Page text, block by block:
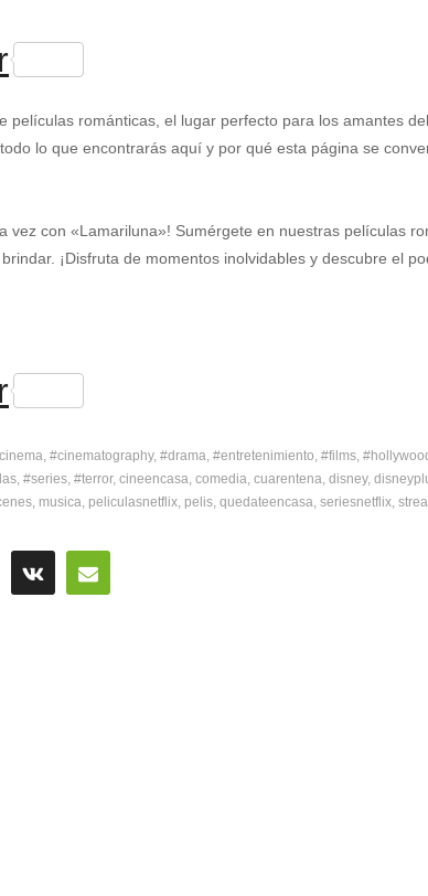
películas románticas, el lugar perfecto para los amantes
lo que encontrarás aquí y por qué esta página se
vez con «Lamariluna»! Sumérgete en nuestras películas
¡Disfruta de momentos inolvidables y descubre el
#cinematography #drama #entretenimiento #films
#series #terror cineencasa comedia cuarentena disney
musica peliculasnetflix pelis quedateencasa seriesnetflix